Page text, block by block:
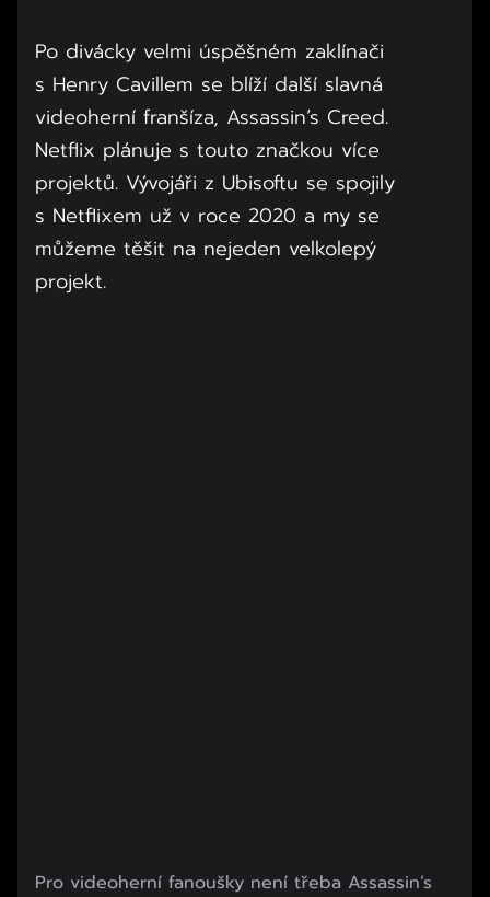
Po divácky velmi úspěšném zaklínači
s Henry Cavillem se blíží další slavná
videoherní franšíza, Assassin’s Creed.
Netflix plánuje s touto značkou více
projektů. Vývojáři z Ubisoftu se spojily
s Netflixem už v roce 2020 a my se
můžeme těšit na nejeden velkolepý
projekt.
Pro videoherní fanoušky není třeba Assassin’s